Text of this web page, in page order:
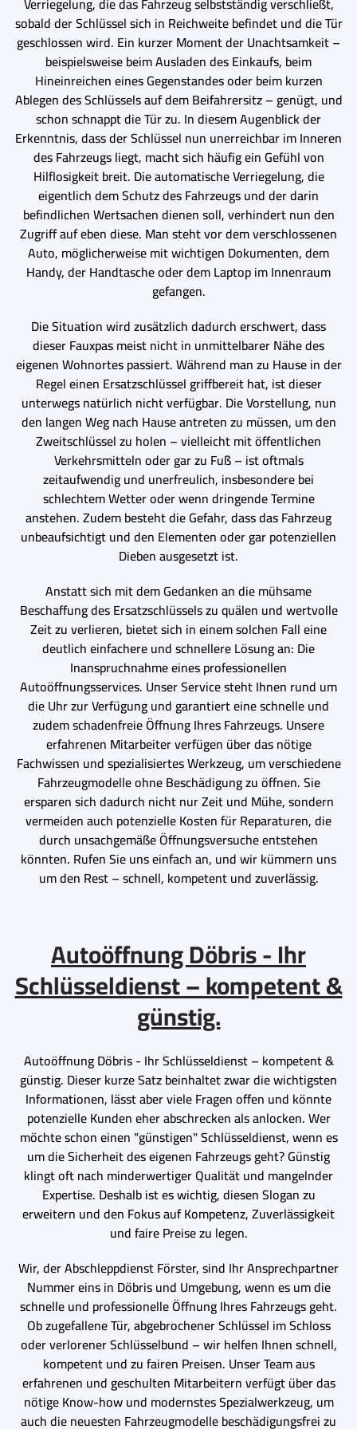
sobald der Schlüssel sich in Reichweite befindet und die Tür
geschlossen wird. Ein kurzer Moment der Unachtsamkeit –
beispielsweise beim Ausladen des Einkaufs, beim
Hineinreichen eines Gegenstandes oder beim kurzen
Ablegen des Schlüssels auf dem Beifahrersitz – genügt, und
schon schnappt die Tür zu. In diesem Augenblick der
Erkenntnis, dass der Schlüssel nun unerreichbar im Inneren
des Fahrzeugs liegt, macht sich häufig ein Gefühl von
Hilflosigkeit breit. Die automatische Verriegelung, die
eigentlich dem Schutz des Fahrzeugs und der darin
befindlichen Wertsachen dienen soll, verhindert nun den
Zugriff auf eben diese. Man steht vor dem verschlossenen
Auto, möglicherweise mit wichtigen Dokumenten, dem
Handy, der Handtasche oder dem Laptop im Innenraum
gefangen.
Die Situation wird zusätzlich dadurch erschwert, dass
dieser Fauxpas meist nicht in unmittelbarer Nähe des
eigenen Wohnortes passiert. Während man zu Hause in der
Regel einen Ersatzschlüssel griffbereit hat, ist dieser
unterwegs natürlich nicht verfügbar. Die Vorstellung, nun
den langen Weg nach Hause antreten zu müssen, um den
Zweitschlüssel zu holen – vielleicht mit öffentlichen
Verkehrsmitteln oder gar zu Fuß – ist oftmals
zeitaufwendig und unerfreulich, insbesondere bei
schlechtem Wetter oder wenn dringende Termine
anstehen. Zudem besteht die Gefahr, dass das Fahrzeug
unbeaufsichtigt und den Elementen oder gar potenziellen
Dieben ausgesetzt ist.
Anstatt sich mit dem Gedanken an die mühsame
Beschaffung des Ersatzschlüssels zu quälen und wertvolle
Zeit zu verlieren, bietet sich in einem solchen Fall eine
deutlich einfachere und schnellere Lösung an: Die
Inanspruchnahme eines professionellen
Autoöffnungsservices. Unser Service steht Ihnen rund um
die Uhr zur Verfügung und garantiert eine schnelle und
zudem schadenfreie Öffnung Ihres Fahrzeugs. Unsere
erfahrenen Mitarbeiter verfügen über das nötige
Fachwissen und spezialisiertes Werkzeug, um verschiedene
Fahrzeugmodelle ohne Beschädigung zu öffnen. Sie
ersparen sich dadurch nicht nur Zeit und Mühe, sondern
vermeiden auch potenzielle Kosten für Reparaturen, die
durch unsachgemäße Öffnungsversuche entstehen
könnten. Rufen Sie uns einfach an, und wir kümmern uns
um den Rest – schnell, kompetent und zuverlässig.
Autoöffnung Döbris - Ihr
Schlüsseldienst – kompetent &
günstig.
Autoöffnung Döbris - Ihr Schlüsseldienst – kompetent &
günstig. Dieser kurze Satz beinhaltet zwar die wichtigsten
Informationen, lässt aber viele Fragen offen und könnte
potenzielle Kunden eher abschrecken als anlocken. Wer
möchte schon einen "günstigen" Schlüsseldienst, wenn es
um die Sicherheit des eigenen Fahrzeugs geht? Günstig
klingt oft nach minderwertiger Qualität und mangelnder
Expertise. Deshalb ist es wichtig, diesen Slogan zu
erweitern und den Fokus auf Kompetenz, Zuverlässigkeit
und faire Preise zu legen.
Wir, der Abschleppdienst Förster, sind Ihr Ansprechpartner
Nummer eins in Döbris und Umgebung, wenn es um die
schnelle und professionelle Öffnung Ihres Fahrzeugs geht.
Ob zugefallene Tür, abgebrochener Schlüssel im Schloss
oder verlorener Schlüsselbund – wir helfen Ihnen schnell,
kompetent und zu fairen Preisen. Unser Team aus
erfahrenen und geschulten Mitarbeitern verfügt über das
nötige Know-how und modernstes Spezialwerkzeug, um
auch die neuesten Fahrzeugmodelle beschädigungsfrei zu